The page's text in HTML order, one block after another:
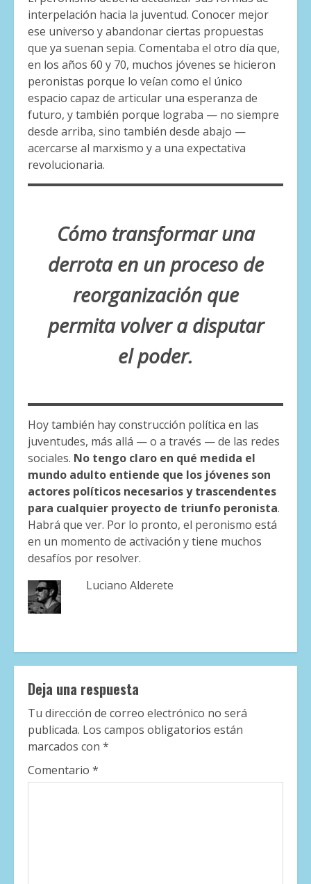
interpelación hacia la juventud. Conocer mejor
ese universo y abandonar ciertas propuestas
que ya suenan sepia. Comentaba el otro día que,
en los años 60 y 70, muchos jóvenes se hicieron
peronistas porque lo veían como el único
espacio capaz de articular una esperanza de
futuro, y también porque lograba — no siempre
desde arriba, sino también desde abajo —
acercarse al marxismo y a una expectativa
revolucionaria.
Cómo transformar una
derrota en un proceso de
reorganización que
permita volver a disputar
el poder.
Hoy también hay construcción política en las
juventudes, más allá — o a través — de las redes
sociales. No tengo claro en qué medida el
mundo adulto entiende que los jóvenes son
actores políticos necesarios y trascendentes
para cualquier proyecto de triunfo peronista.
Habrá que ver. Por lo pronto, el peronismo está
en un momento de activación y tiene muchos
desafíos por resolver.
Luciano Alderete
Deja una respuesta
Tu dirección de correo electrónico no será
publicada. Los campos obligatorios están
marcados con *
Comentario *